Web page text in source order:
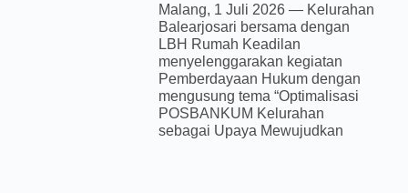
Malang, 1 Juli 2026 — Kelurahan
Balearjosari bersama dengan
LBH Rumah Keadilan
menyelenggarakan kegiatan
Pemberdayaan Hukum dengan
mengusung tema “Optimalisasi
POSBANKUM Kelurahan
sebagai Upaya Mewujudkan